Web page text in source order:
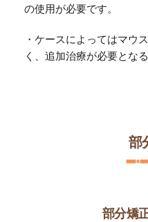
の使用が必要です。
・ケースによってはマウ
く、追加治療が必要とな
部
部分矯